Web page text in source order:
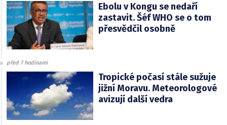
Ebolu v Kongu se nedaří
zastavit. Šéf WHO se o tom
přesvědčil osobně
před 7 hodinami
Tropické počasí stále sužuje
jižní Moravu. Meteorologové
avizují další vedra